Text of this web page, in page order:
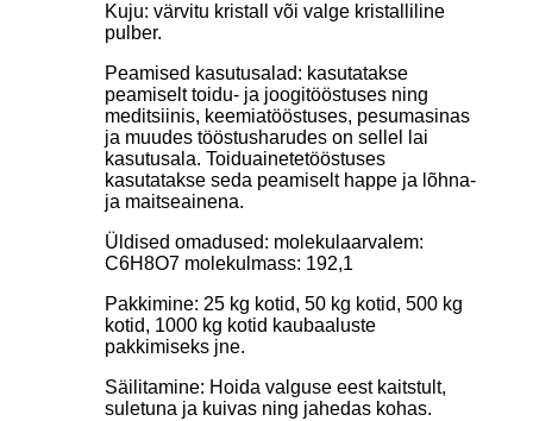
Kuju: värvitu kristall või valge kristalliline
pulber.
Peamised kasutusalad: kasutatakse
peamiselt toidu- ja joogitööstuses ning
meditsiinis, keemiatööstuses, pesumasinas
ja muudes tööstusharudes on sellel lai
kasutusala. Toiduainetetööstuses
kasutatakse seda peamiselt happe ja lõhna-
ja maitseainena.
Üldised omadused: molekulaarvalem:
C6H8O7 molekulmass: 192,1
Pakkimine: 25 kg kotid, 50 kg kotid, 500 kg
kotid, 1000 kg kotid kaubaaluste
pakkimiseks jne.
Säilitamine: Hoida valguse eest kaitstult,
suletuna ja kuivas ning jahedas kohas.